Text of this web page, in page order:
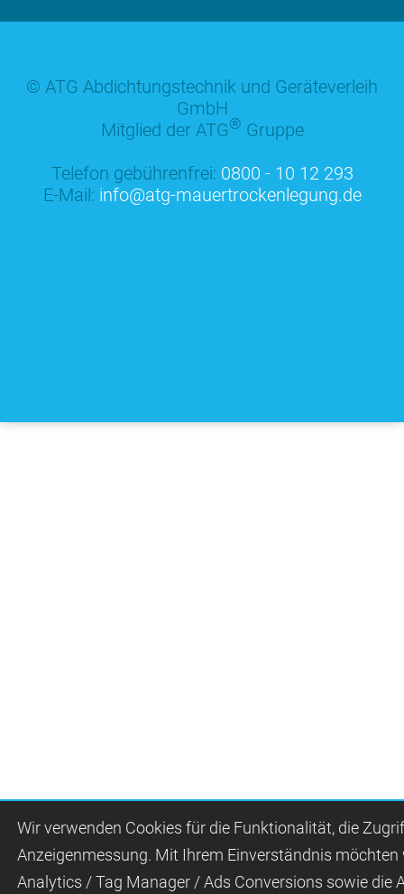
© ATG Abdichtungstechnik und Geräteverleih
GmbH
Mitglied der ATG® Gruppe
Telefon gebührenfrei: 0800 - 10 12 293
E-Mail: info@atg-mauertrockenlegung.de
Wir ver­wen­den Cookies für die Funktio­na­lität, die
Anzei­gen­mes­sung. Mit Ihrem Ein­ver­ständ­nis möchten
Analytics / Tag Manager / Ads Con­ver­sions sowie die